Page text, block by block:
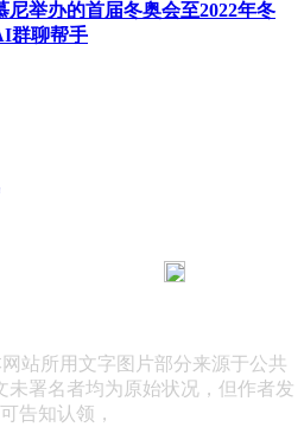
尼举办的首届冬奥会至2022年冬
群聊帮手
站所用文字图片部分来源于公共
未署名者均为原始状况，但作者发
告知认领，